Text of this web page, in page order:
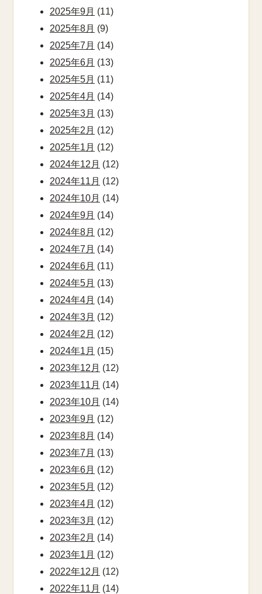
2025年9月 (11)
2025年8月 (9)
2025年7月 (14)
2025年6月 (13)
2025年5月 (11)
2025年4月 (14)
2025年3月 (13)
2025年2月 (12)
2025年1月 (12)
2024年12月 (12)
2024年11月 (12)
2024年10月 (14)
2024年9月 (14)
2024年8月 (12)
2024年7月 (14)
2024年6月 (11)
2024年5月 (13)
2024年4月 (14)
2024年3月 (12)
2024年2月 (12)
2024年1月 (15)
2023年12月 (12)
2023年11月 (14)
2023年10月 (14)
2023年9月 (12)
2023年8月 (14)
2023年7月 (13)
2023年6月 (12)
2023年5月 (12)
2023年4月 (12)
2023年3月 (12)
2023年2月 (14)
2023年1月 (12)
2022年12月 (12)
2022年11月 (14)